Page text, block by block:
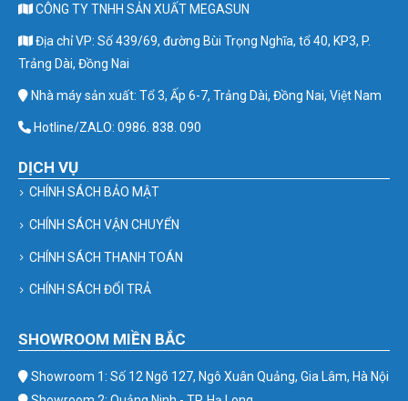
CÔNG TY TNHH SẢN XUẤT MEGASUN
Địa chỉ VP: Số 439/69, đường Bùi Trọng Nghĩa, tổ 40, KP3, P.
Trảng Dài, Đồng Nai
Nhà máy sản xuất: Tổ 3, Ấp 6-7, Trảng Dài, Đồng Nai, Việt Nam
Hotline/ZALO: 0986. 838. 090
DỊCH VỤ
CHÍNH SÁCH BẢO MẬT
CHÍNH SÁCH VẬN CHUYỂN
CHÍNH SÁCH THANH TOÁN
CHÍNH SÁCH ĐỔI TRẢ
SHOWROOM MIỀN BẮC
Showroom 1: Số 12 Ngõ 127, Ngô Xuân Quảng, Gia Lâm, Hà Nội